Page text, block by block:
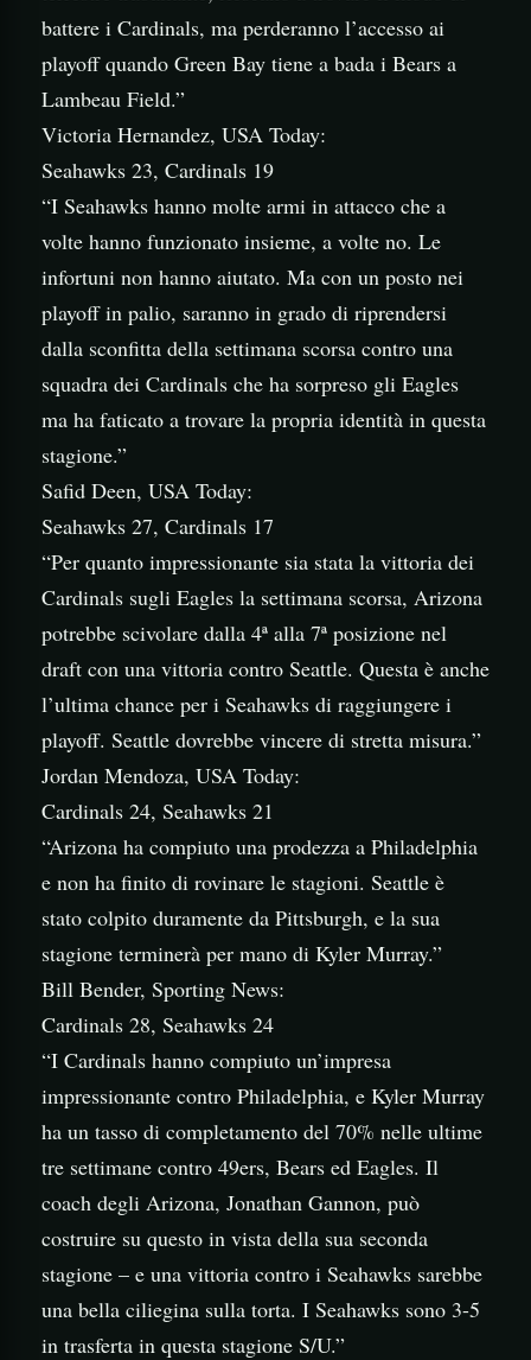
battere i Cardinals, ma perderanno l’accesso ai
playoff quando Green Bay tiene a bada i Bears a
Lambeau Field.”
Victoria Hernandez, USA Today:
Seahawks 23, Cardinals 19
“I Seahawks hanno molte armi in attacco che a
volte hanno funzionato insieme, a volte no. Le
infortuni non hanno aiutato. Ma con un posto nei
playoff in palio, saranno in grado di riprendersi
dalla sconfitta della settimana scorsa contro una
squadra dei Cardinals che ha sorpreso gli Eagles
ma ha faticato a trovare la propria identità in questa
stagione.”
Safid Deen, USA Today:
Seahawks 27, Cardinals 17
“Per quanto impressionante sia stata la vittoria dei
Cardinals sugli Eagles la settimana scorsa, Arizona
potrebbe scivolare dalla 4ª alla 7ª posizione nel
draft con una vittoria contro Seattle. Questa è anche
l’ultima chance per i Seahawks di raggiungere i
playoff. Seattle dovrebbe vincere di stretta misura.”
Jordan Mendoza, USA Today:
Cardinals 24, Seahawks 21
“Arizona ha compiuto una prodezza a Philadelphia
e non ha finito di rovinare le stagioni. Seattle è
stato colpito duramente da Pittsburgh, e la sua
stagione terminerà per mano di Kyler Murray.”
Bill Bender, Sporting News:
Cardinals 28, Seahawks 24
“I Cardinals hanno compiuto un’impresa
impressionante contro Philadelphia, e Kyler Murray
ha un tasso di completamento del 70% nelle ultime
tre settimane contro 49ers, Bears ed Eagles. Il
coach degli Arizona, Jonathan Gannon, può
costruire su questo in vista della sua seconda
stagione – e una vittoria contro i Seahawks sarebbe
una bella ciliegina sulla torta. I Seahawks sono 3-5
in trasferta in questa stagione S/U.”